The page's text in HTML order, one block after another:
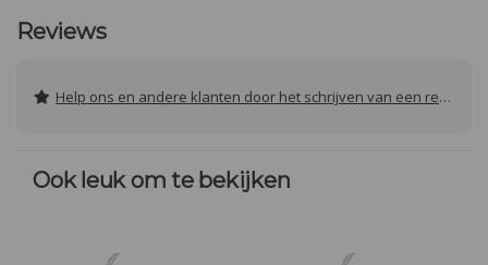
Reviews
Help ons en andere klanten door het schrijven van een review
Ook leuk om te bekijken